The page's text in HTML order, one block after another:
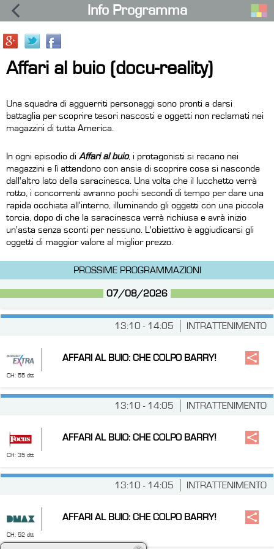
Info Programma
Affari al buio (docu-reality)
Una squadra di agguerriti personaggi sono pronti a darsi
battaglia per scoprire tesori nascosti e oggetti non reclamati nei
magazzini di tutta America.
In ogni episodio di Affari al buio, i protagonisti si recano nei
magazzini e lì attendono con ansia di scoprire cosa si nasconde
dall'altro lato della saracinesca. Una volta che il lucchetto verrà
rotto, i concorrenti avranno pochi secondi di tempo per dare una
rapida occhiata all'interno, illuminando gli oggetti con una piccola
torcia, dopo di che la saracinesca verrà richiusa e avrà inizio
un'asta senza sconti per nessuno. L'obiettivo è aggiudicarsi gli
oggetti di maggior valore al miglior prezzo.
PROSSIME PROGRAMMAZIONI
07/08/2026
INTRATTENIMENTO
13:10 - 14:05
CH: 55 dtt
AFFARI AL BUIO: CHE COLPO BARRY!
INTRATTENIMENTO
13:10 - 14:05
CH: 35 dtt
AFFARI AL BUIO: CHE COLPO BARRY!
INTRATTENIMENTO
13:10 - 14:05
CH: 52 dtt
AFFARI AL BUIO: CHE COLPO BARRY!